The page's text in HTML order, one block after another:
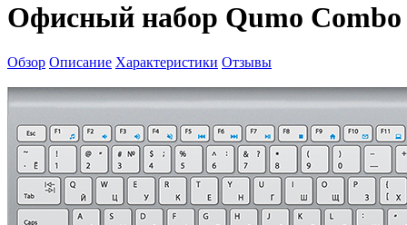
Офисный набор Qumo Combo
Обзор Описание Характеристики Отзывы